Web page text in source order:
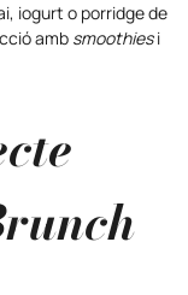
iogurt o porridge de
amb smoothiesi